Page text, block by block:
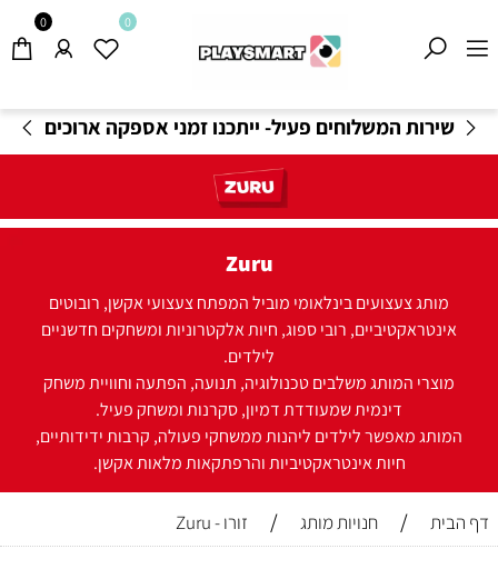
משלוחים חינם בקנייה מעל 199₪
- תקנון משלוחים
0 0
Zuru
מותג צעצועים בינלאומי מוביל המפתח צעצועי אקשן, רובוטים
אינטראקטיביים, רובי ספוג, חיות אלקטרוניות ומשחקים חדשניים
לילדים.
מוצרי המותג משלבים טכנולוגיה, תנועה, הפתעה וחוויית משחק
דינמית שמעודדת דמיון, סקרנות ומשחק פעיל.
המותג מאפשר לילדים ליהנות ממשחקי פעולה, קרבות ידידותיים,
חיות אינטראקטיביות והרפתקאות מלאות אקשן.
דף הבית / חנויות מותג / זורו - Zuru